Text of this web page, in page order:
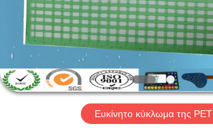
ΠΕΡΊΠΟΥ
ΕΜΕΊΣ
ΓΎΡΟΣ
ΕΡΓΟΣΤΑΣΊΩΝΕυκίνητο κύκλωμα της PET